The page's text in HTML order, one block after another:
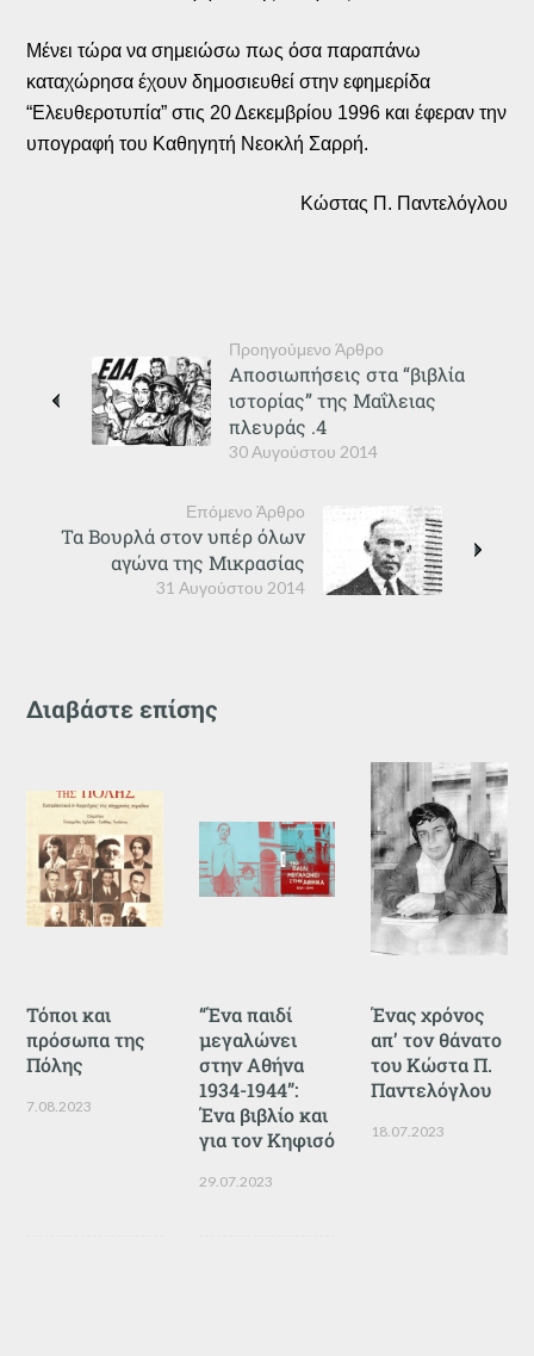
Μένει τώρα να σημειώσω πως όσα παραπάνω
καταχώρησα έχουν δημοσιευθεί στην εφημερίδα
“Ελευθεροτυπία” στις 20 Δεκεμβρίου 1996 και έφεραν την
υπογραφή του Καθηγητή Νεοκλή Σαρρή.
Κώστας Π. Παντελόγλου
Προηγούμενο Άρθρο
30 Αυγούστου 2014
Αποσιωπήσεις στα “βιβλία
ιστορίας” της Μαΐλειας
πλευράς .4
Επόμενο Άρθρο
31 Αυγούστου 2014
Τα Βουρλά στον υπέρ όλων
αγώνα της Μικρασίας
Διαβάστε επίσης
Τόποι και
πρόσωπα της
Πόλης
7.08.2023
“Ένα παιδί
μεγαλώνει
στην Αθήνα
1934-1944”:
Ένα βιβλίο και
για τον Κηφισό
29.07.2023
Ένας χρόνος
απ’ τον θάνατο
του Κώστα Π.
Παντελόγλου
18.07.2023